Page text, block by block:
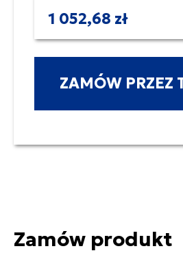
1 052,68 zł
ZAMÓW PRZEZ
Zamów produkt